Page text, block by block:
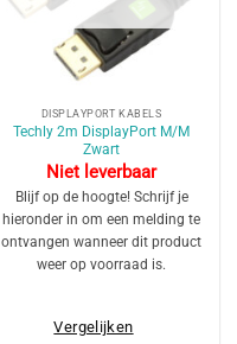
DISPLAYPORT KABELS
Techly 2m DisplayPort M/M
Zwart
Niet leverbaar
Blijf op de hoogte! Schrijf je
hieronder in om een melding te
ontvangen wanneer dit product
weer op voorraad is.
Vergelijken